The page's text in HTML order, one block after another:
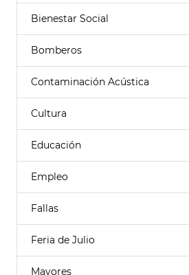
Bienestar Social
Bomberos
Contaminación Acústica
Cultura
Educación
Empleo
Fallas
Feria de Julio
Mayores